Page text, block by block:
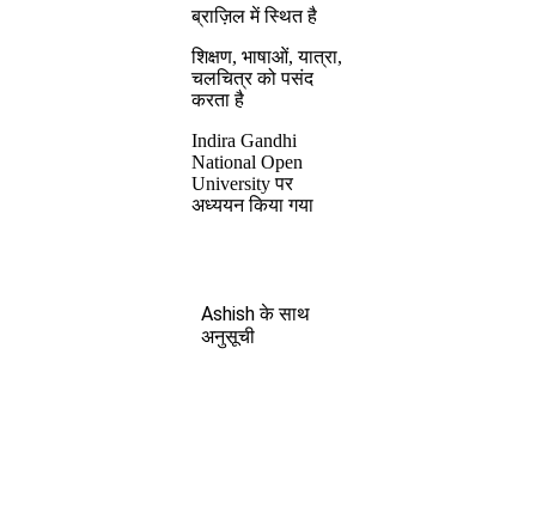
ब्राज़िल में स्थित है
शिक्षण, भाषाओं, यात्रा,
चलचित्र को पसंद
करता है
Indira Gandhi
National Open
University पर
अध्ययन किया गया
Ashish के साथ
अनुसूची